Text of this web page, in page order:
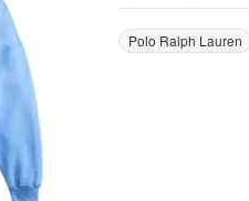
Polo Ralph Lauren